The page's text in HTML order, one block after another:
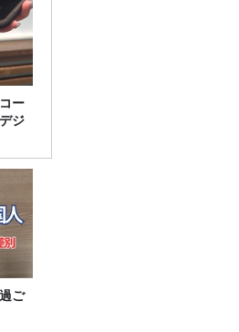
ー
ジ
ご